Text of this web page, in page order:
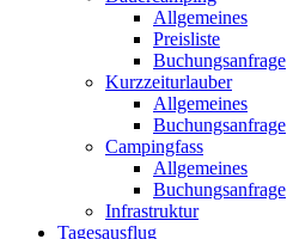
Allgemeines
Preisliste
Buchungsanfrage
Kurzzeiturlauber
Allgemeines
Buchungsanfrage
Campingfass
Allgemeines
Buchungsanfrage
Infrastruktur
Tagesausflug